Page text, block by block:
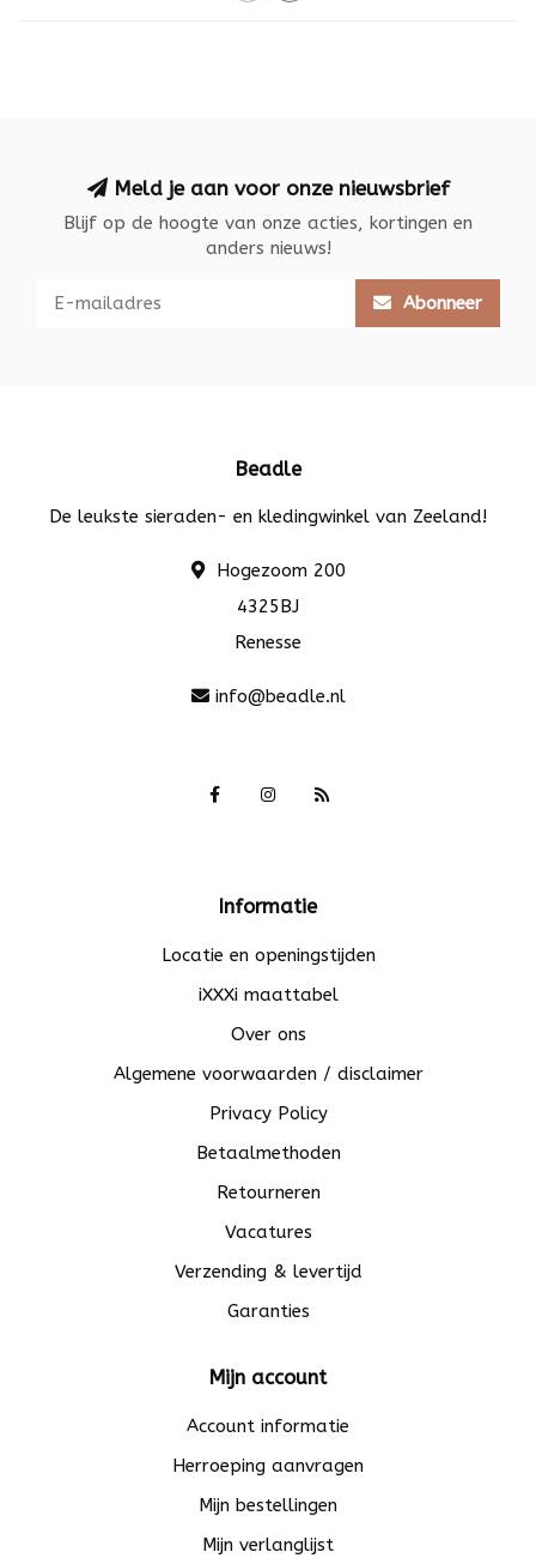
Meld je aan voor onze nieuwsbrief
Blijf op de hoogte van onze acties, kortingen en
anders nieuws!
Abonneer
Beadle
De leukste sieraden- en kledingwinkel van Zeeland!
Hogezoom 200
4325BJ
Renesse
info@beadle.nl
Informatie
Locatie en openingstijden
iXXXi maattabel
Over ons
Algemene voorwaarden / disclaimer
Privacy Policy
Betaalmethoden
Retourneren
Vacatures
Verzending & levertijd
Garanties
Mijn account
Account informatie
Herroeping aanvragen
Mijn bestellingen
Mijn verlanglijst